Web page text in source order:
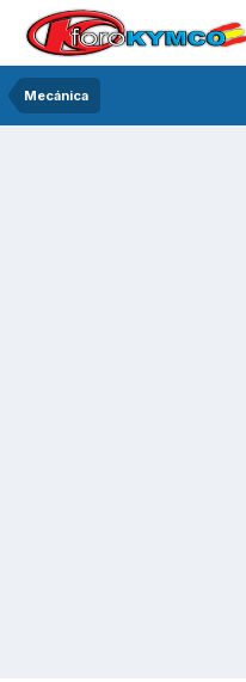
Mecánica